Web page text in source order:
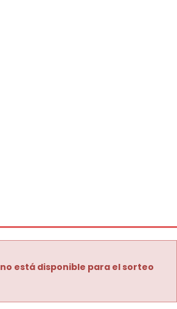
no está disponible para el sorteo